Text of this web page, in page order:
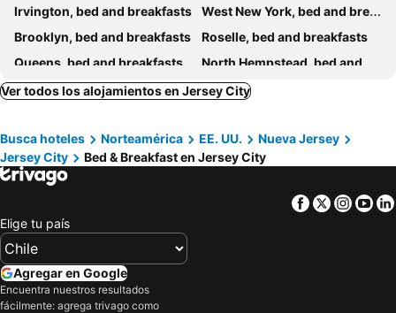
Irvington, bed and breakfasts
West New York, bed and breakfasts
Brooklyn, bed and breakfasts
Roselle, bed and breakfasts
Queens, bed and breakfasts
North Hempstead, bed and breakfasts
North Bergen, bed and breakfasts
White Plains, bed and breakfasts
Basking Ridge, bed and breakfasts
Somerset, bed and breakfasts
Uniondale, bed and breakfasts
Orange, bed and breakfasts
Guttenberg, bed and breakfasts
Ver todos los alojamientos en Jersey City
Busca hoteles Norteamérica EE. UU.
Nueva Jersey
Jersey City
Bed & Breakfast en Jersey City
Facebook
Twitter
Elige tu país
Agregar en Google
Encuentra nuestros resultados
fácilmente: agrega trivago como